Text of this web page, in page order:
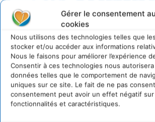
Gérer le consentement
cookies
Nous utilisons des technologies telles que
stocker et/ou accéder aux informations
Nous le faisons pour améliorer l’expérience
Consentir à ces technologies nous
données telles que le comportement de
uniques sur ce site. Le fait de ne pas
consentement peut avoir un effet négatif sur
fonctionnalités et caractéristiques.